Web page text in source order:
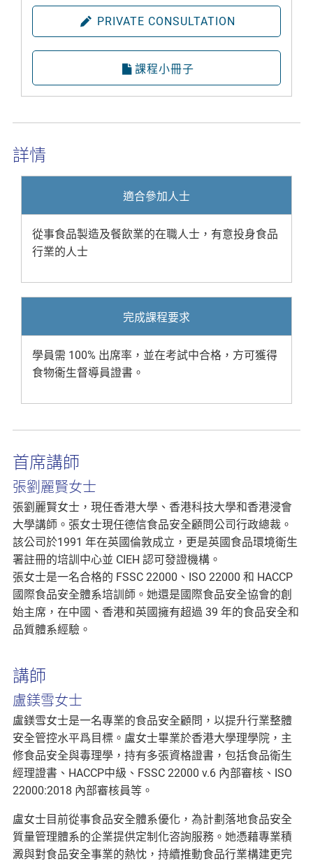
PRIVATE CONSULTATION
課程小冊子
詳情
適合參加人士
從事食品製造及餐飲業的在職人士，有意投身食品
行業的人士
完成課程要求
學員需 100% 出席率，並在考試中合格，方可獲得
食物衞生督導員證書。
首席講師
張劉麗賢女士
張劉麗賢女士，現任香港大學、香港科技大學和香港浸會
大學講師。張女士現任德信食品安全顧問公司行政總裁。
該公司於1991 年在英國倫敦成立，更是英國食品環境衛生
署註冊的培訓中心並 CIEH 認可發證機構。
張女士是一名合格的 FSSC 22000、ISO 22000 和 HACCP
國際食品安全體系培訓師。她還是國際食品安全協會的創
始主席，在中國、香港和英國擁有超過 39 年的食品安全和
品質體系經驗。
講師
盧鎂雪女士
盧鎂雪女士是一名專業的食品安全顧問，以提升行業整體
安全管控水平爲目標。盧女士畢業於香港大學理學院，主
修食品安全與毒理學，持有多張資格證書，包括食品衛生
經理證書、HACCP中級、FSSC 22000 v.6 內部審核、ISO
22000:2018 內部審核員等。
盧女士目前從事食品安全體系優化，為計劃落地食品安全
質量管理體系的企業提供定制化咨詢服務。她憑藉專業積
澱與對食品安全事業的熱忱，持續推動食品行業構建更完